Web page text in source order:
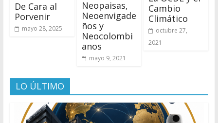
De Cara al
Porvenir
mayo 28, 2025
Neopaisas,
Neoenvigade
ños y
Neocolombi
anos
mayo 9, 2021
Cambio
Climático
octubre 27,
2021
LO ÚLTIMO